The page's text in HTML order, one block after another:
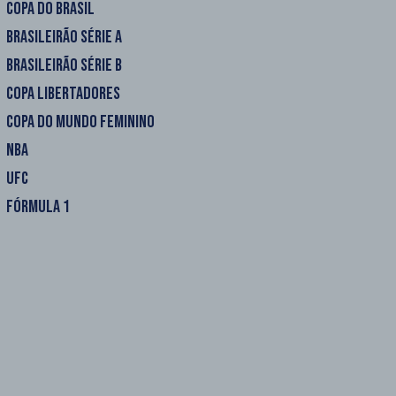
COPA DO BRASIL
BRASILEIRÃO SÉRIE A
BRASILEIRÃO SÉRIE B
COPA LIBERTADORES
COPA DO MUNDO FEMININO
NBA
UFC
FÓRMULA 1